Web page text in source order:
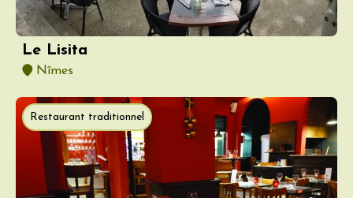
Le Lisita
Nîmes
Restaurant traditionnel